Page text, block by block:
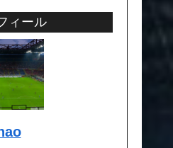
ィール